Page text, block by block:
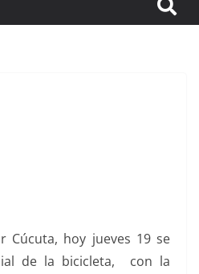
Cúcuta, hoy jueves 19 se
de la bicicleta, con la